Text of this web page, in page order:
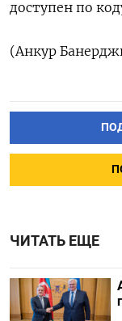
доступен по
(Анкур
ЧИТАТЬ ЕЩЕ